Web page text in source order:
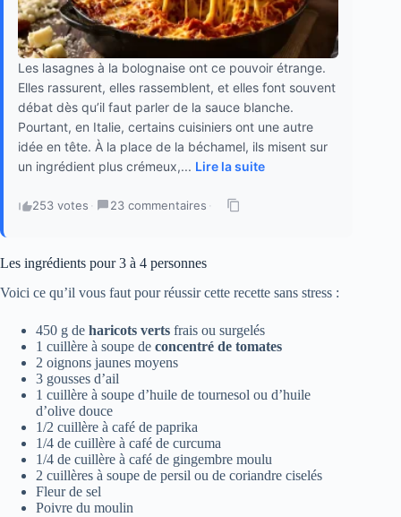
Les lasagnes à la bolognaise ont ce pouvoir étrange.
Elles rassurent, elles rassemblent, et elles font souvent
débat dès qu’il faut parler de la sauce blanche.
Pourtant, en Italie, certains cuisiniers ont une autre
idée en tête. À la place de la béchamel, ils misent sur
un ingrédient plus crémeux,... Lire la suite
253 votes · 23 commentaires ·
Les ingrédients pour 3 à 4 personnes
Voici ce qu’il vous faut pour réussir cette recette sans stress :
450 g de haricots verts frais ou surgelés
1 cuillère à soupe de concentré de tomates
2 oignons jaunes moyens
3 gousses d’ail
1 cuillère à soupe d’huile de tournesol ou d’huile
d’olive douce
1/2 cuillère à café de paprika
1/4 de cuillère à café de curcuma
1/4 de cuillère à café de gingembre moulu
2 cuillères à soupe de persil ou de coriandre ciselés
Fleur de sel
Poivre du moulin